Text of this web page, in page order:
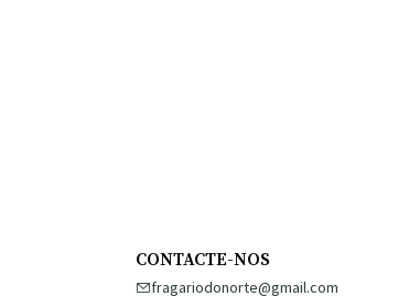
CONTACTE-NOS
fragariodonorte@gmail.com